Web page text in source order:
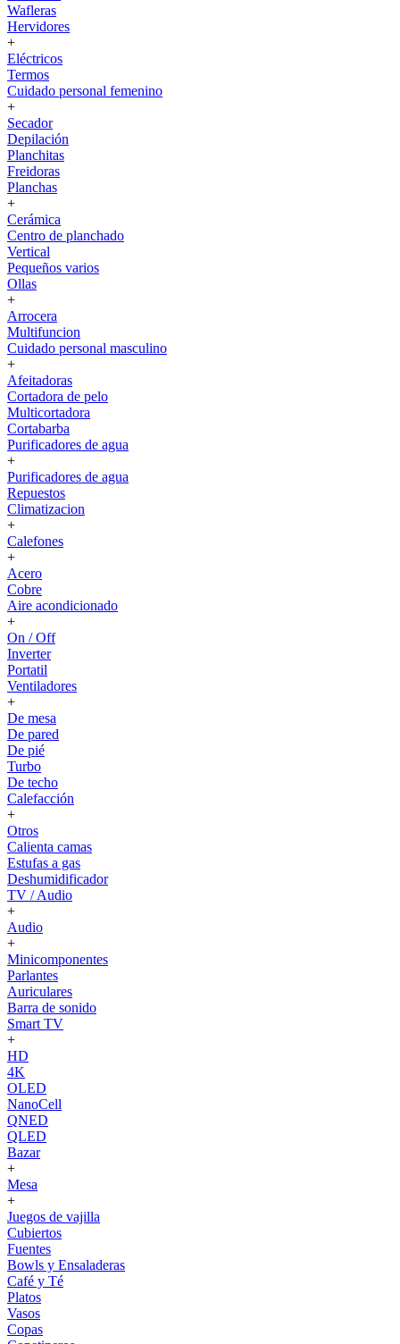
Wafleras
Hervidores
+
Eléctricos
Termos
Cuidado personal femenino
+
Secador
Depilación
Planchitas
Freidoras
Planchas
+
Cerámica
Centro de planchado
Vertical
Pequeños varios
Ollas
+
Arrocera
Multifuncion
Cuidado personal masculino
+
Afeitadoras
Cortadora de pelo
Multicortadora
Cortabarba
Purificadores de agua
+
Purificadores de agua
Repuestos
Climatizacion
+
Calefones
+
Acero
Cobre
Aire acondicionado
+
On / Off
Inverter
Portatil
Ventiladores
+
De mesa
De pared
De pié
Turbo
De techo
Calefacción
+
Otros
Calienta camas
Estufas a gas
Deshumidificador
TV / Audio
+
Audio
+
Minicomponentes
Parlantes
Auriculares
Barra de sonido
Smart TV
+
HD
4K
OLED
NanoCell
QNED
QLED
Bazar
+
Mesa
+
Juegos de vajilla
Cubiertos
Fuentes
Bowls y Ensaladeras
Café y Té
Platos
Vasos
Copas